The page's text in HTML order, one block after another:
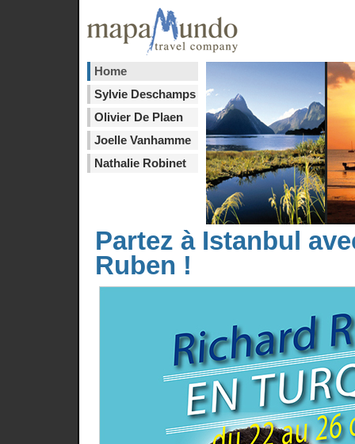
Home
Sylvie Deschamps
Olivier De Plaen
Joelle Vanhamme
Nathalie Robinet
Partez à Istanbul
Ruben !